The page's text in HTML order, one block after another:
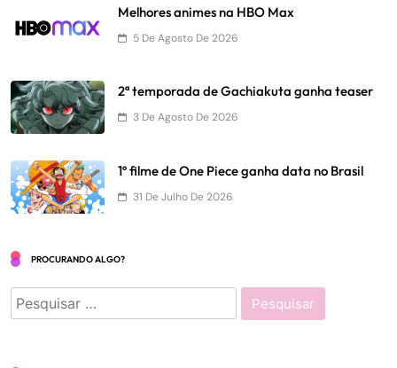
Melhores animes na HBO Max
5 De Agosto De 2026
2ª temporada de Gachiakuta ganha teaser
3 De Agosto De 2026
1º filme de One Piece ganha data no Brasil
31 De Julho De 2026
PROCURANDO ALGO?
Pesquisar
por: